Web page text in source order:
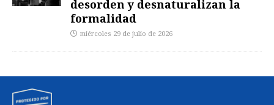
desorden y desnaturalizan la
formalidad
miércoles 29 de julio de 2026